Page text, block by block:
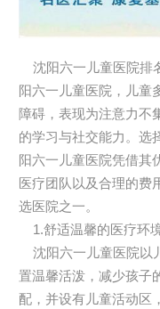
沈阳六一儿童医院排
阳六一儿童医院，儿童
障碍，表现为注意力不
的学习与社交能力。选
阳六一儿童医院凭借其
医疗团队以及合理的费
选医院之一。
1.舒适温馨的医疗环
沈阳六一儿童医院以
置温馨活泼，减少孩子
配，并设有儿童活动区